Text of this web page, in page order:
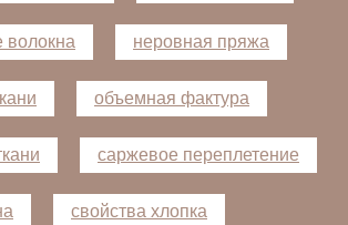
волокна неровная пряжа
объемная фактура
саржевое переплетение
свойства хлопка